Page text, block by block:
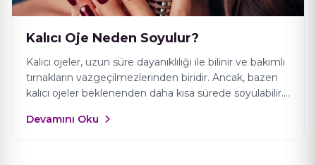
Kalıcı Oje Neden Soyulur?
Kalıcı ojeler, uzun süre dayanıklılığı ile bilinir ve bakımlı
tırnakların vazgeçilmezlerinden biridir. Ancak, bazen
kalıcı ojeler beklenenden daha kısa sürede soyulabilir.
bu sorunun nedenlerini ve çözümlerini sizlerle
Devamını Oku